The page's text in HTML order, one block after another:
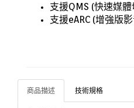
支援QMS (快速媒
支援eARC (增強版
商品描述 技術規格